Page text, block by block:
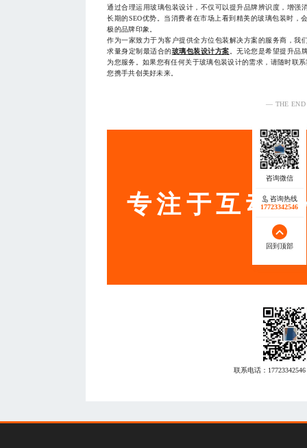
通过合理运用玻璃包装设计，不仅可以提升品牌辨识度，增强
长期的SEO优势。当消费者在市场上看到精美的玻璃包装时，
极的品牌印象。
作为一家致力于为客户提供全方位包装解决方案的服务商，我
求量身定制最适合的玻璃包装设计方案。无论您是希望提升品
为您服务。如果您有任何关于玻璃包装设计的需求，请随时联
您携手共创美好未来。
— THE
服务
专注于互动
联系电话： 17723342546
咨询热线
17723342546
回到顶部